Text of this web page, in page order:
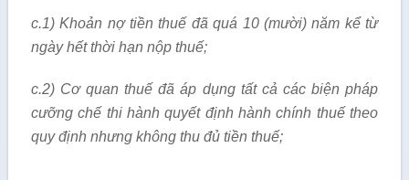
c.1) Khoản nợ tiền thuế đã quá 10 (mười) năm kể từ
ngày hết thời hạn nộp thuế;
c.2) Cơ quan thuế đã áp dụng tất cả các biện pháp
cưỡng chế thi hành quyết định hành chính thuế theo
quy định nhưng không thu đủ tiền thuế;